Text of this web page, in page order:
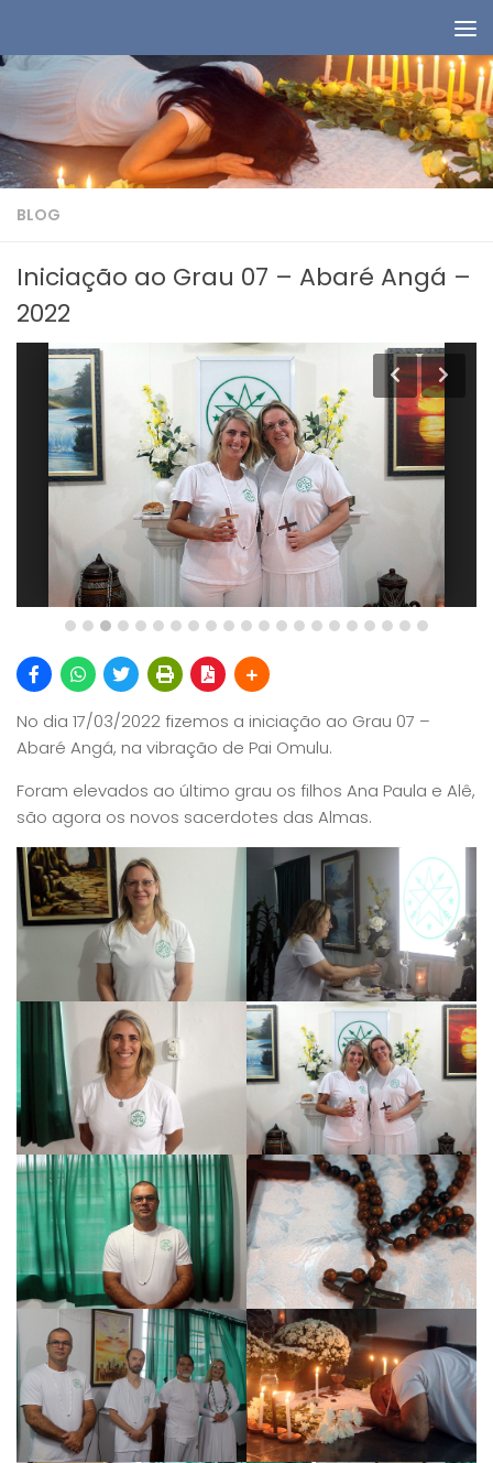
BLOG
Iniciação ao Grau 07 – Abaré Angá –
2022
No dia 17/03/2022 fizemos a iniciação ao Grau 07 –
Abaré Angá, na vibração de Pai Omulu.
Foram elevados ao último grau os filhos Ana Paula e Alê,
são agora os novos sacerdotes das Almas.